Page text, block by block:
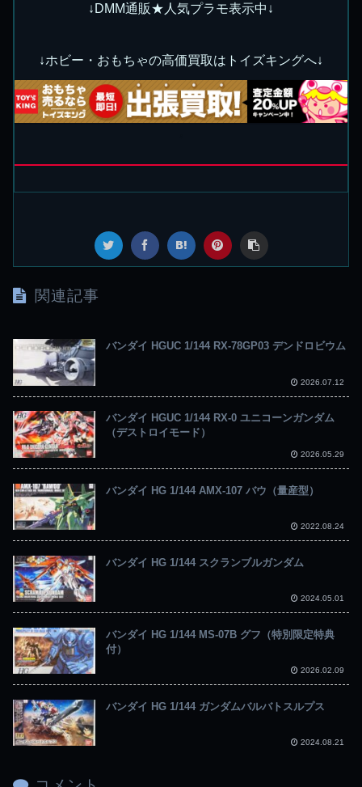
↓DMM通販★人気プラモ表示中↓
↓ホビー・おもちゃの高価買取はトイズキングへ↓
関連記事
バンダイ HGUC 1/144 RX-78GP03 デンドロビウム
2026.07.12
バンダイ HGUC 1/144 RX-0 ユニコーンガンダム
（デストロイモード）
2026.05.29
バンダイ HG 1/144 AMX-107 バウ（量産型）
2022.08.24
バンダイ HG 1/144 スクランブルガンダム
2024.05.01
バンダイ HG 1/144 MS-07B グフ（特別限定特典
付）
2026.02.09
バンダイ HG 1/144 ガンダムバルバトスルプス
2024.08.21